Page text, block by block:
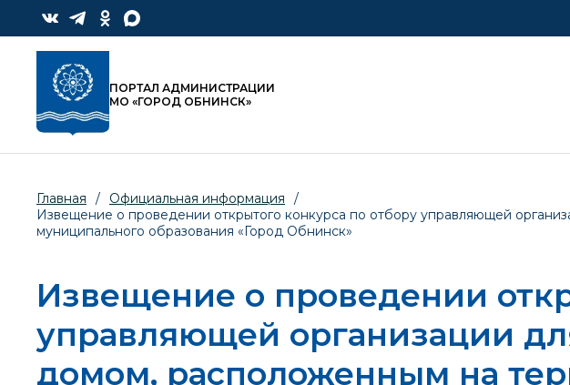
ПОРТАЛ АДМИНИСТРАЦИИ
МО «ГОРОД ОБНИНСК»
Главная / Официальная информация
/
Извещение о проведении открытого конкурса по отбору управляющей
муниципального образования «Город Обнинск»
Извещение о проведении
управляющей организации
домом, расположенным на